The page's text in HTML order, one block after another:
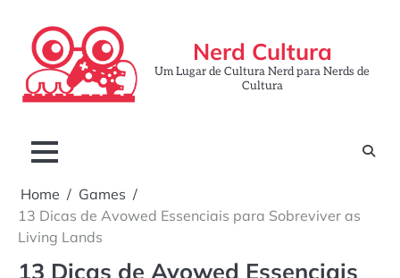
content
Nerd Cultura
Um Lugar de Cultura Nerd para Nerds de
Cultura
Home
Games
13 Dicas de Avowed Essenciais para Sobreviver as
Living Lands
13 Dicas de Avowed Essenciais